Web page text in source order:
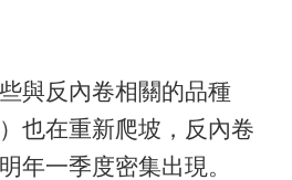
反內卷相關的品種
也在重新爬坡，反內卷
年一季度密集出現。